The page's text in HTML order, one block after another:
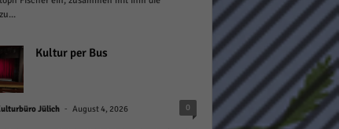
Kultur per Bus
Jülich - August 4, 2026 0